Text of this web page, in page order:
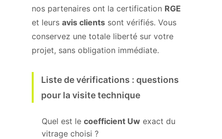
nos partenaires ont la certification RGE
et leurs avis clients sont vérifiés. Vous
conservez une totale liberté sur votre
projet, sans obligation immédiate.
Liste de vérifications : questions
pour la visite technique
Quel est le coefficient Uw exact du
vitrage choisi ?